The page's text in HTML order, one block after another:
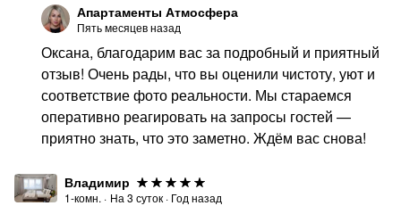
▪ Магазины: Пятёрочка, Магнит, Красное & Белое
▪ Кафе и рестораны: Coffee Way, Singapore,
Неместные, Вкусно — и точка
▪ Аптеки и медпункты
▪ Фитнес-клуб и бассейн
▪ Остановки транспорта — удобный выезд в центр и
другие районы
В 5–15 минутах на машине:
Апартаменты Атмосфера
Пять месяцев назад
Оксана, благодарим вас за подробный и приятный
отзыв! Очень рады, что вы оценили чистоту, уют и
соответствие фото реальности. Мы стараемся
оперативно реагировать на запросы гостей —
приятно знать, что это заметно. Ждём вас снова!
Владимир
1-комн. · На 3 суток · Год назад